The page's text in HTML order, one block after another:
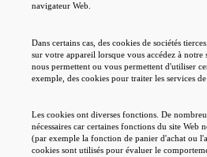
navigateur Web.
Dans certains cas, des cookies de sociétés
sur votre appareil lorsque vous accédez à notre
nous permettent ou vous permettent d'utiliser
exemple, des cookies pour traiter les services de
Les cookies ont diverses fonctions. De
nécessaires car certaines fonctions du site Web
(par exemple la fonction de panier d'achat ou
cookies sont utilisés pour évaluer le